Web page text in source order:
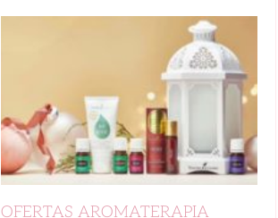
OFERTAS AROMATERAPIA